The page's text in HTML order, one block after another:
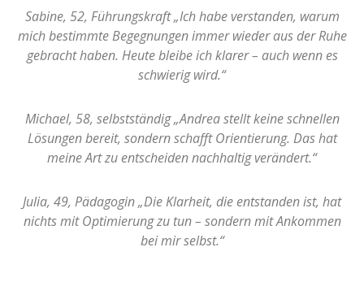
Sabine, 52, Führungskraft „Ich habe verstanden, warum
mich bestimmte Begegnungen immer wieder aus der Ruhe
gebracht haben. Heute bleibe ich klarer – auch wenn es
schwierig wird.“
Michael, 58, selbstständig „Andrea stellt keine schnellen
Lösungen bereit, sondern schafft Orientierung. Das hat
meine Art zu entscheiden nachhaltig verändert.“
Julia, 49, Pädagogin „Die Klarheit, die entstanden ist, hat
nichts mit Optimierung zu tun – sondern mit Ankommen
bei mir selbst.“